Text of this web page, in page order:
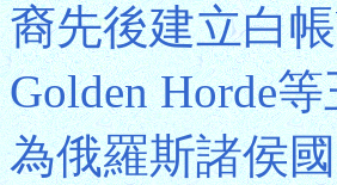
裔先後建立白
Golden Horde
為俄羅斯諸侯